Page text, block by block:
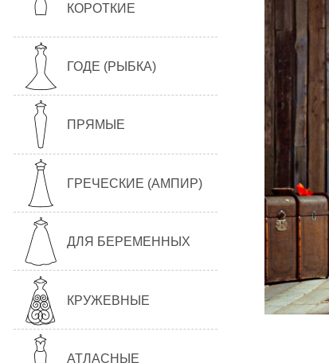
КОРОТКИЕ
ГОДЕ (РЫБКА)
ПРЯМЫЕ
ГРЕЧЕСКИЕ (АМПИР)
ДЛЯ БЕРЕМЕННЫХ
КРУЖЕВНЫЕ
АТЛАСНЫЕ